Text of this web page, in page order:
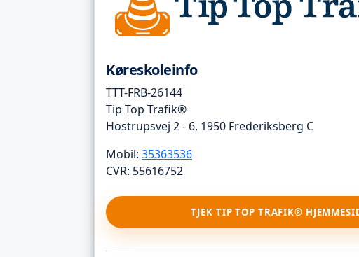
Køreskoleinfo
TTT-FRB-26144
Tip Top Trafik®
Hostrupsvej 2 - 6, 1950 Frederiksberg C
Mobil: 35363536
CVR: 55616752
TJEK TIP TOP TRAFIK®